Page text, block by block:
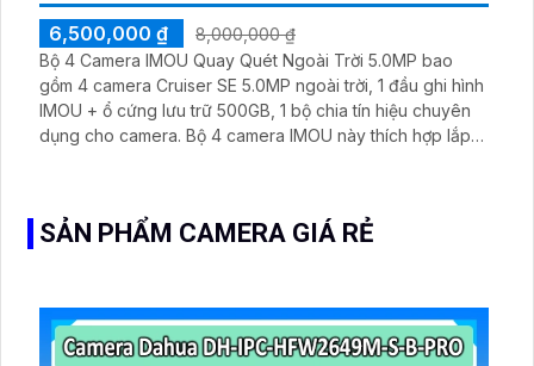
6,500,000 ₫
8,000,000 ₫
Bộ 4 Camera IMOU Quay Quét Ngoài Trời 5.0MP bao
gồm 4 camera Cruiser SE 5.0MP ngoài trời, 1 đầu ghi hình
IMOU + ổ cứng lưu trữ 500GB, 1 bộ chia tín hiệu chuyên
dụng cho camera. Bộ 4 camera IMOU này thích hợp lắp
SẢN PHẨM CAMERA GIÁ RẺ